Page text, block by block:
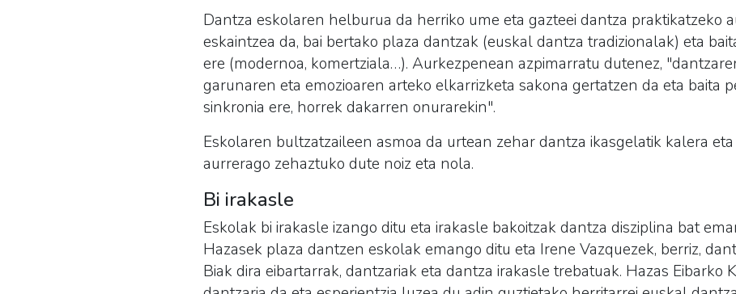
Dantza eskolaren helburua da herriko ume eta gazteei dantza praktikatzeko
eskaintzea da, bai bertako plaza dantzak (euskal dantza tradizionalak) eta
ere (modernoa, komertziala…). Aurkezpenean azpimarratu dutenez,
garunaren eta emozioaren arteko elkarrizketa sakona gertatzen da eta baita
sinkronia ere, horrek dakarren onurarekin".
Eskolaren bultzatzaileen asmoa da urtean zehar dantza ikasgelatik kalera
aurrerago zehaztuko dute noiz eta nola.
Bi irakasle
Eskolak bi irakasle izango ditu eta irakasle bakoitzak dantza disziplina bat
Hazasek plaza dantzen eskolak emango ditu eta Irene Vazquezek, berriz,
Biak dira eibartarrak, dantzariak eta dantza irakasle trebatuak. Hazas Eibarko